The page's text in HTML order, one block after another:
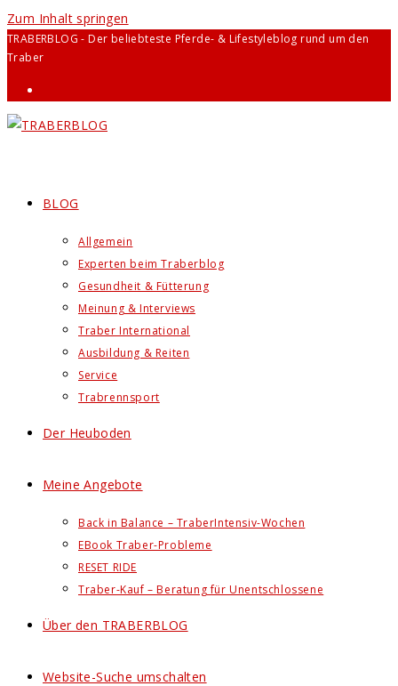
Zum Inhalt springen
TRABERBLOG - Der beliebteste Pferde- & Lifestyleblog rund um den
Traber
BLOG
Allgemein
Experten beim Traberblog
Gesundheit & Fütterung
Meinung & Interviews
Traber International
Ausbildung & Reiten
Service
Trabrennsport
Der Heuboden
Meine Angebote
Back in Balance – TraberIntensiv-Wochen
EBook Traber-Probleme
RESET RIDE
Traber-Kauf – Beratung für Unentschlossene
Über den TRABERBLOG
Website-Suche umschalten